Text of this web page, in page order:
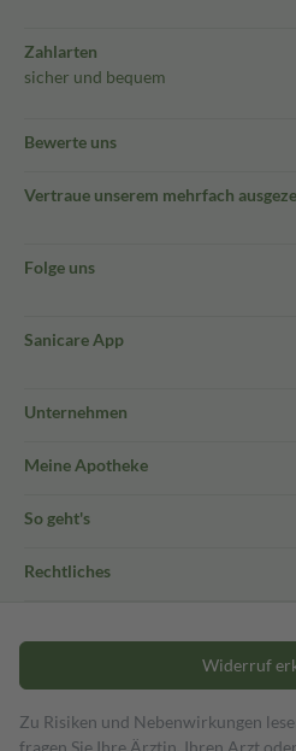
Zahlarten
sicher und bequem
Bewerte uns
Vertraue unserem mehrfach
Folge uns
Sanicare App
Unternehmen
Meine Apotheke
So geht's
Rechtliches
Widerruf
Zu Risiken und Nebenwirkungen
fragen Sie Ihre Ärztin, Ihren Arzt